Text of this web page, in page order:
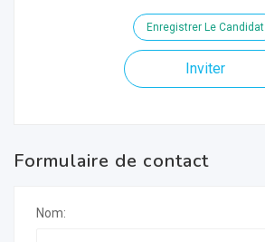
Enregistrer Le Candidat
Inviter
Formulaire de contact
Nom: